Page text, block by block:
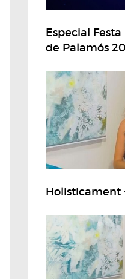
Especial
de Palamós
Holisticament